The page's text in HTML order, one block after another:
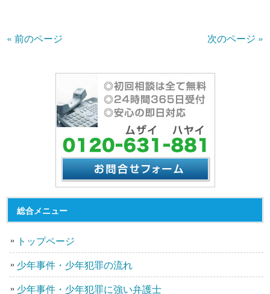
« 前のページ 次のページ »
総合メニュー
トップページ
少年事件・少年犯罪の流れ
少年事件・少年犯罪に強い弁護士